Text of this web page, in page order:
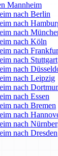
Mannheim
nach Berlin
nach
nach
nach Köln
nach
nach Stuttgart
nach
nach Leipzig
nach
nach Essen
nach Bremen
nach
nach
nach Dresden